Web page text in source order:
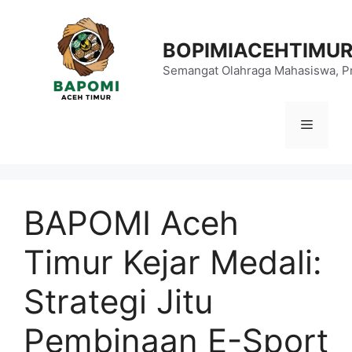
BOPIMIACEHTIMUR
Semangat Olahraga Mahasiswa,
Menu
BAPOMI Aceh
Timur Kejar Medali:
Strategi Jitu
Pembinaan E-Sport